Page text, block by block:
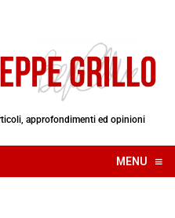
approfondimenti ed opinioni
MENU ≡
☰